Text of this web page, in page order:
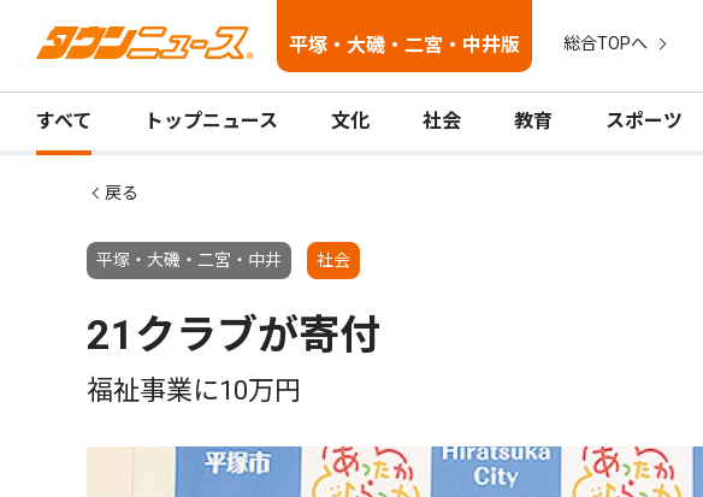
平塚・大磯・二宮・中井版 総合TOPへ
すべて トップニュース 文化 社会 教育 スポーツ
戻る
平塚・大磯・二宮・中井 社会
21クラブが寄付
福祉事業に10万円